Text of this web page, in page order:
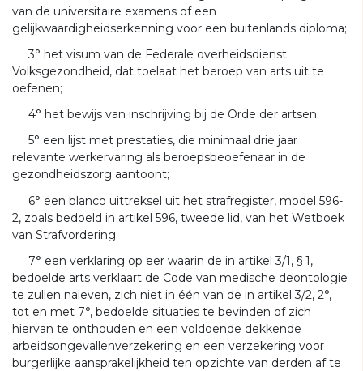
van de universitaire examens of een
gelijkwaardigheidserkenning voor een buitenlands diploma;
3° het visum van de Federale overheidsdienst
Volksgezondheid, dat toelaat het beroep van arts uit te
oefenen;
4° het bewijs van inschrijving bij de Orde der artsen;
5° een lijst met prestaties, die minimaal drie jaar
relevante werkervaring als beroepsbeoefenaar in de
gezondheidszorg aantoont;
6° een blanco uittreksel uit het strafregister, model 596-
2, zoals bedoeld in artikel 596, tweede lid, van het Wetboek
van Strafvordering;
7° een verklaring op eer waarin de in artikel 3/1, § 1,
bedoelde arts verklaart de Code van medische deontologie
te zullen naleven, zich niet in één van de in artikel 3/2, 2°,
tot en met 7°, bedoelde situaties te bevinden of zich
hiervan te onthouden en een voldoende dekkende
arbeidsongevallenverzekering en een verzekering voor
burgerlijke aansprakelijkheid ten opzichte van derden af te